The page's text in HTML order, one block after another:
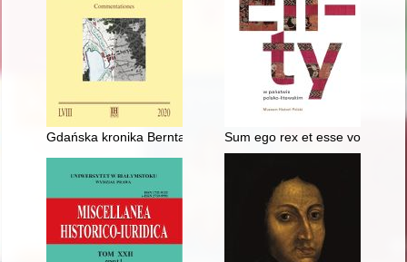
Gdańska kronika Bernta Stegmanna (1528) - recenzja]
Sum ego rex et esse volo :